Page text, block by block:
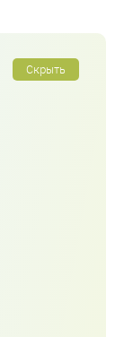
Скрыть